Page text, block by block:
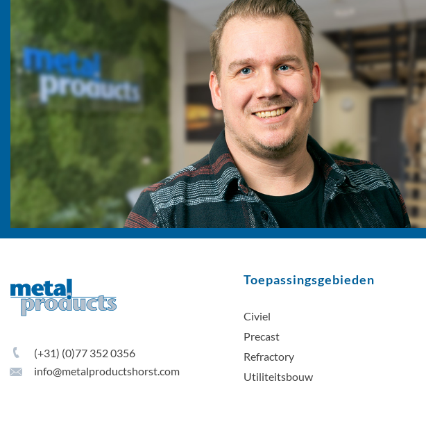
(+31) (0)77 352 0356
info@metalproductshorst.com
Toepassingsgebieden
Civiel
Precast
Refractory
Utiliteitsbouw